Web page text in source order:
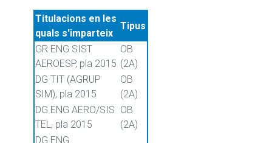
Titulacions en les
quals s'imparteix
Tipus
GR ENG SIST
AEROESP, pla 2015
OB
(2A)
DG TIT (AGRUP
SIM), pla 2015
OB
(2A)
DG ENG AERO/SIS
TEL, pla 2015
OB
(2A)
DG ENG